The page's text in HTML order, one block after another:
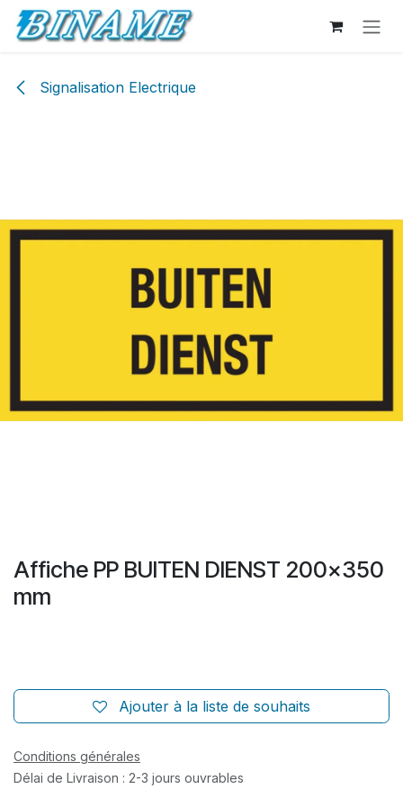
Se rendre au contenu
Signalisation Electrique
Affiche PP BUITEN DIENST 200x350
mm
Ajouter à la liste de souhaits
Conditions générales
Délai de Livraison : 2-3 jours ouvrables